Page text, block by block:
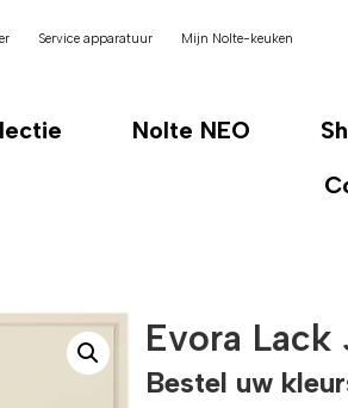
Service apparatuur Mijn Nolte-keuken
Nolte NEO
Evora
Bestel uw